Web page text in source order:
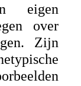
eigen
over
Zijn